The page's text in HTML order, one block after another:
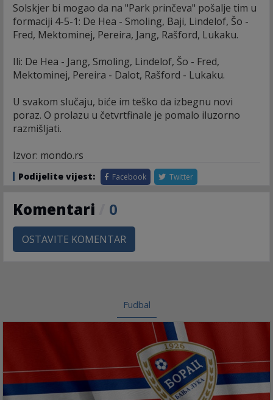
Solskjer bi mogao da na "Park prinčeva" pošalje tim u
formaciji 4-5-1: De Hea - Smoling, Baji, Lindelof, Šo -
Fred, Mektominej, Pereira, Jang, Rašford, Lukaku.
Ili: De Hea - Jang, Smoling, Lindelof, Šo - Fred,
Mektominej, Pereira - Dalot, Rašford - Lukaku.
U svakom slučaju, biće im teško da izbegnu novi
poraz. O prolazu u četvrtfinale je pomalo iluzorno
razmišljati.
Izvor: mondo.rs
Podijelite vijest: Facebook Twitter
Komentari 0
OSTAVITE KOMENTAR
Fudbal